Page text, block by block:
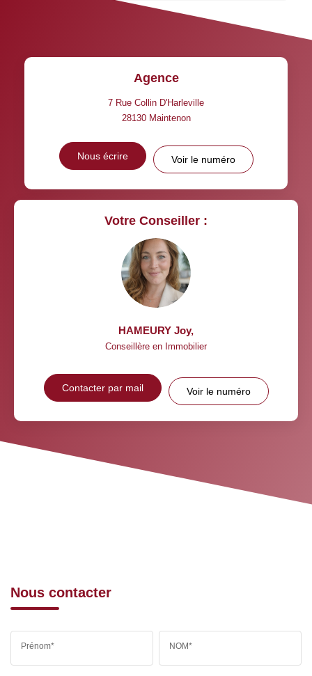
Agence
7 Rue Collin D'Harleville
28130 Maintenon
Nous écrire Voir le numéro
Votre Conseiller :
HAMEURY Joy,
Conseillère en Immobilier
Contacter par mail Voir le numéro
Nous contacter
Prénom* NOM*